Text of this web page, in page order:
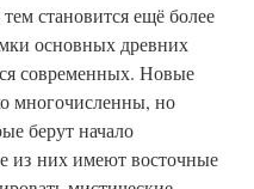
становится ещё более
основных древних
современных. Новые
многочисленны, но
берут начало
из них имеют восточные